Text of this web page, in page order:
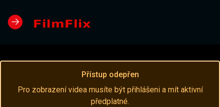
Přístup odepřen
Pro zobrazení videa musíte být přihlášeni a mít aktivní
předplatné.